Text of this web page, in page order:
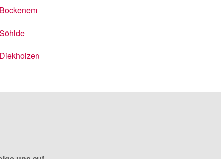
Bockenem
Söhlde
Diekholzen